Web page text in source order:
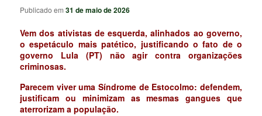
Publicado em31 de maio de 2026
Vem dos ativistas de esquerda, alinhados ao governo,
o espetáculo mais patético, justificando o fato de o
governo Lula (PT) não agir contra organizações
criminosas.
Parecem viver uma Síndrome de Estocolmo: defendem,
justificam ou minimizam as mesmas gangues que
aterrorizam a população.